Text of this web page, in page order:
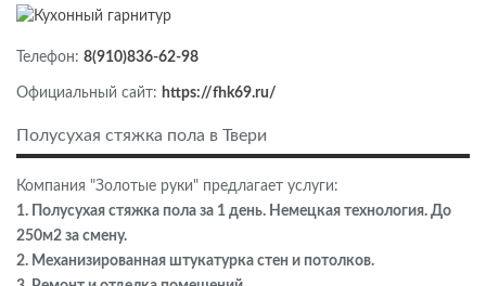
Телефон: 8(910)836-62-98
Официальный сайт: https://fhk69.ru/
Полусухая стяжка пола в Твери
Компания "Золотые руки" предлагает услуги:
1. Полусухая стяжка пола за 1 день. Немецкая технология. До
250м2 за смену.
2. Механизированная штукатурка стен и потолков.